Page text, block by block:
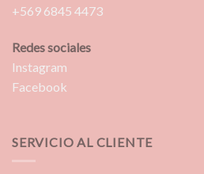
+569 6845 4473
Redes sociales
Instagram
Facebook
SERVICIO AL CLIENTE